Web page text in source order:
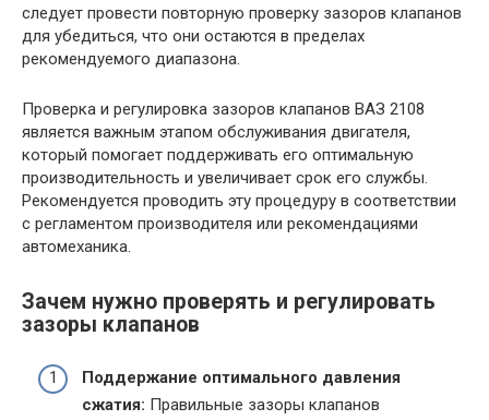
следует провести повторную проверку зазоров клапанов
для убедиться, что они остаются в пределах
рекомендуемого диапазона.
Проверка и регулировка зазоров клапанов ВАЗ 2108
является важным этапом обслуживания двигателя,
который помогает поддерживать его оптимальную
производительность и увеличивает срок его службы.
Рекомендуется проводить эту процедуру в соответствии
с регламентом производителя или рекомендациями
автомеханика.
Зачем нужно проверять и регулировать
зазоры клапанов
Поддержание оптимального давления
сжатия: Правильные зазоры клапанов